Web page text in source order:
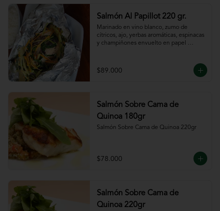
Salmón Al Papillot 220 gr.
Marinado en vino blanco, zumo de
cítricos, ajo, yerbas aromáticas, espinacas
y champiñones envuelto en papel
$89.000
Salmón Sobre Cama de
Quinoa 180gr
Salmón Sobre Cama de Quinoa 220gr
$78.000
Salmón Sobre Cama de
Quinoa 220gr